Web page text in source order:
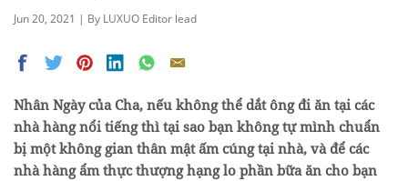
Jun 20, 2021 | By LUXUO Editor lead
Nhân Ngày của Cha, nếu không thể dắt ông đi ăn tại các
nhà hàng nổi tiếng thì tại sao bạn không tự mình chuẩn
bị một không gian thân mật ấm cúng tại nhà, và để các
nhà hàng ẩm thực thượng hạng lo phần bữa ăn cho bạn